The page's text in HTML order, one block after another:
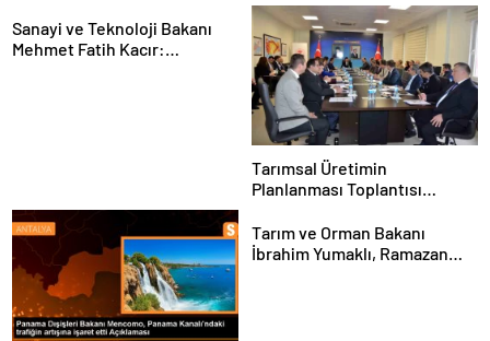
Sanayi ve Teknoloji Bakanı
Mehmet Fatih Kacır:
Tarımsal Üretimin
Planlanması Toplantısı
Tarım ve Orman Bakanı
İbrahim Yumaklı, Ramazan